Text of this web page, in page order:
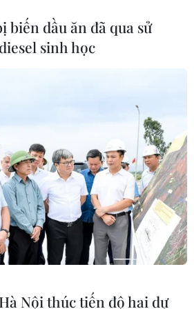
THỊ TÁM, KHÚC THANH
Quy định sử dụng
Hỗ trợ
TTXVN
Quảng cáo
biến dầu ăn đã qua sử
sinh học
Nội thúc tiến độ hai dự